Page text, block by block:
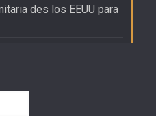
des los EEUU para